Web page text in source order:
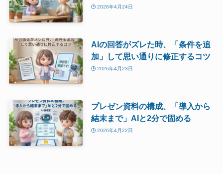
2026年4月24日
AIの回答がズレた時、「条件を追
加」して思い通りに修正するコツ
2026年4月23日
プレゼン資料の構成、「導入から
結末まで」AIと2分で固める
2026年4月22日